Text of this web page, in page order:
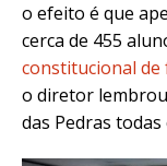
o efeito é que
cerca de 455
constitucional de
o diretor
das Pedras